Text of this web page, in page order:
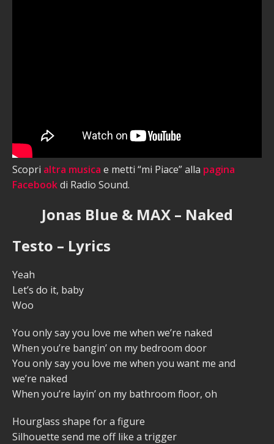
Scopri altra musica e metti “mi Piace” alla pagina
Facebookdi Radio Sound.
Jonas Blue & MAX – Naked
Testo – Lyrics
Yeah
Let’s do it, baby
Woo
You only say you love me when we’re naked
When you’re bangin’ on my bedroom door
You only say you love me when you want me and
we’re naked
When you’re layin’ on my bathroom floor, oh
Hourglass shape for a figure
Silhouette send me off like a trigger